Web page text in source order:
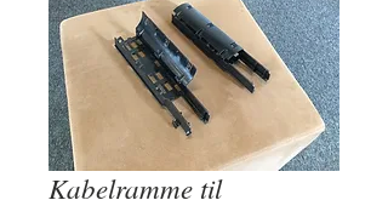
Kabelramme til